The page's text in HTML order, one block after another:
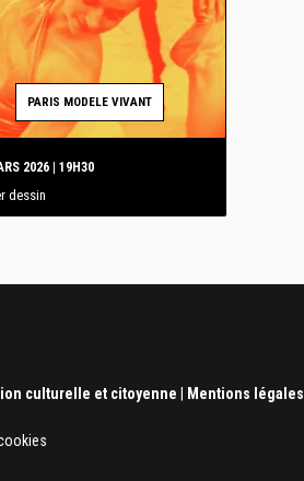
PARIS MODELE VIVANT
2026 | 19H30
dessin
culturelle et citoyenne Mentions légales